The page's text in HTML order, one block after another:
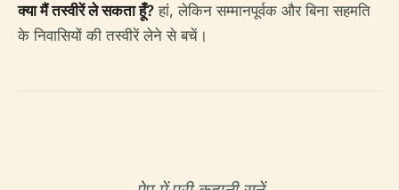
क्या मैं तस्वीरें ले सकता हूँ? हां, लेकिन सम्मानपूर्वक और बिना सहमति
के निवासियों की तस्वीरें लेने से बचें।